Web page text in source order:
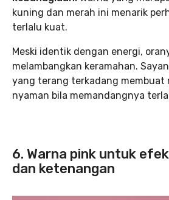
kuning dan merah ini menarik
terlalu kuat.
Meski identik dengan energi,
melambangkan keramahan.
yang terang terkadang membuat
nyaman bila memandangnya
6. Warna pink untuk
dan ketenangan